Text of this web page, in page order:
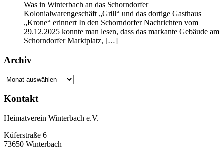
Was in Winterbach an das Schorndorfer
Kolonialwarengeschäft „Grill“ und das dortige Gasthaus
„Krone“ erinnert In den Schorndorfer Nachrichten vom
29.12.2025 konnte man lesen, dass das markante Gebäude am
Schorndorfer Marktplatz, […]
Archiv
Archiv
Kontakt
Heimatverein Winterbach e.V.
Küferstraße 6
73650 Winterbach